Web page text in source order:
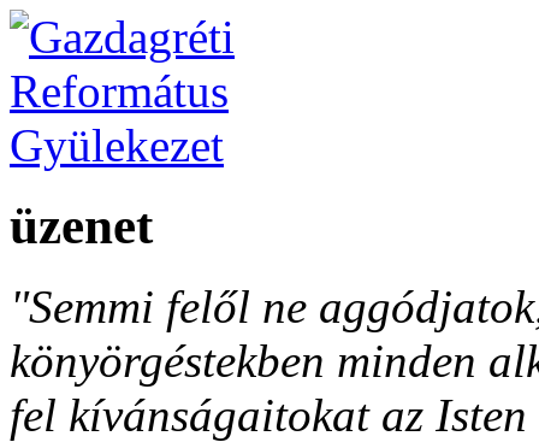
üzenet
"Semmi felől ne
könyörgéstekben minden
fel kívánságaitokat az